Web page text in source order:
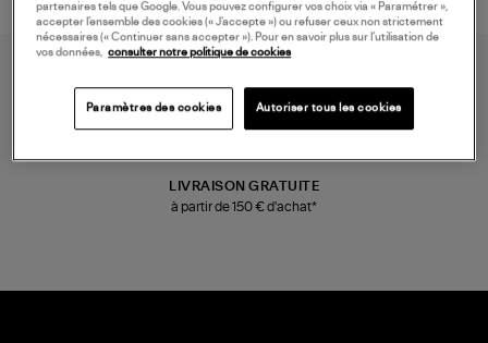
LIVRAISON GRATUITE
à partir de 150 € d'achat*
partenaires tels que Google. Vous pouvez configurer vos choix via « Paramétrer »,
accepter l’ensemble des cookies (« J’accepte ») ou refuser ceux non strictement
nécessaires (« Continuer sans accepter »). Pour en savoir plus sur l’utilisation de
vos données, consulter notre politique de cookies
Paramètres des cookies Autoriser tous les cookies